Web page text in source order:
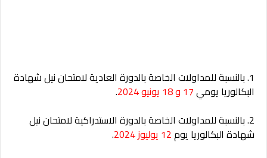
1. بالنسبة للمداولات الخاصة بالدورة العادية لامتحان نيل شهادة
البكالوريا يومي
.
2. بالنسبة للمداولات الخاصة بالدورة الاستدراكية لامتحان نيل
شهادة البكالوريا يوم12 يوليوز 2024
.